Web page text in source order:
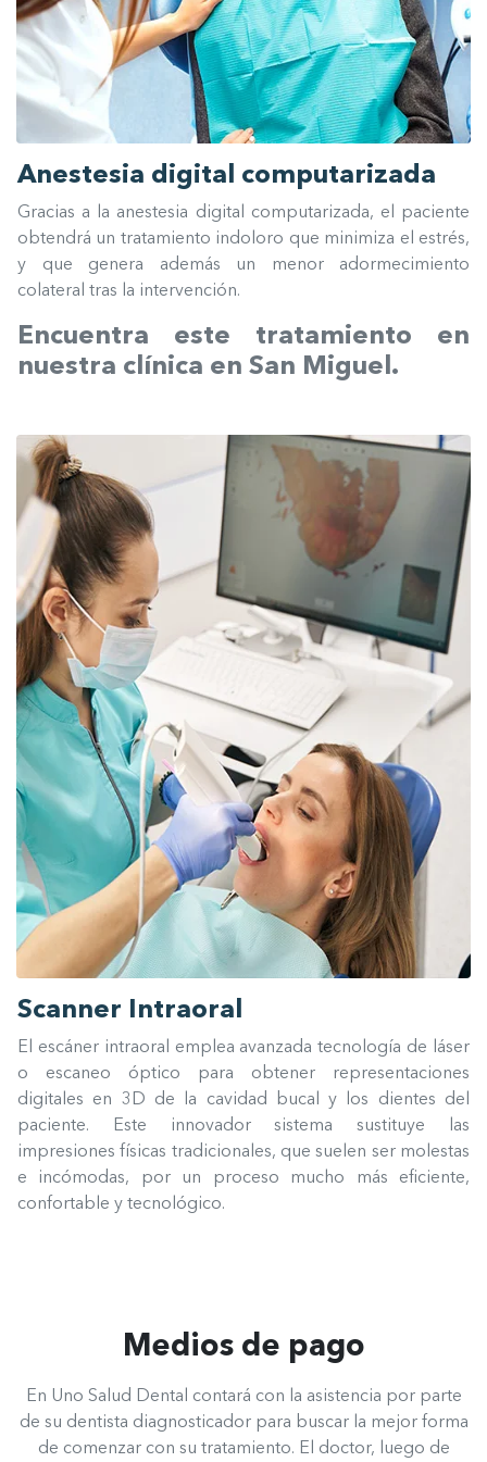
Anestesia digital computarizada
Gracias a la anestesia digital computarizada, el paciente
obtendrá un tratamiento indoloro que minimiza el estrés,
y que genera además un menor adormecimiento
colateral tras la intervención.
Encuentra este tratamiento en
nuestra clínica en San Miguel.
Scanner Intraoral
El escáner intraoral emplea avanzada tecnología de láser
o escaneo óptico para obtener representaciones
digitales en 3D de la cavidad bucal y los dientes del
paciente. Este innovador sistema sustituye las
impresiones físicas tradicionales, que suelen ser molestas
e incómodas, por un proceso mucho más eficiente,
confortable y tecnológico.
Medios de pago
En Uno Salud Dental contará con la asistencia por parte
de su dentista diagnosticador para buscar la mejor forma
de comenzar con su tratamiento. El doctor, luego de